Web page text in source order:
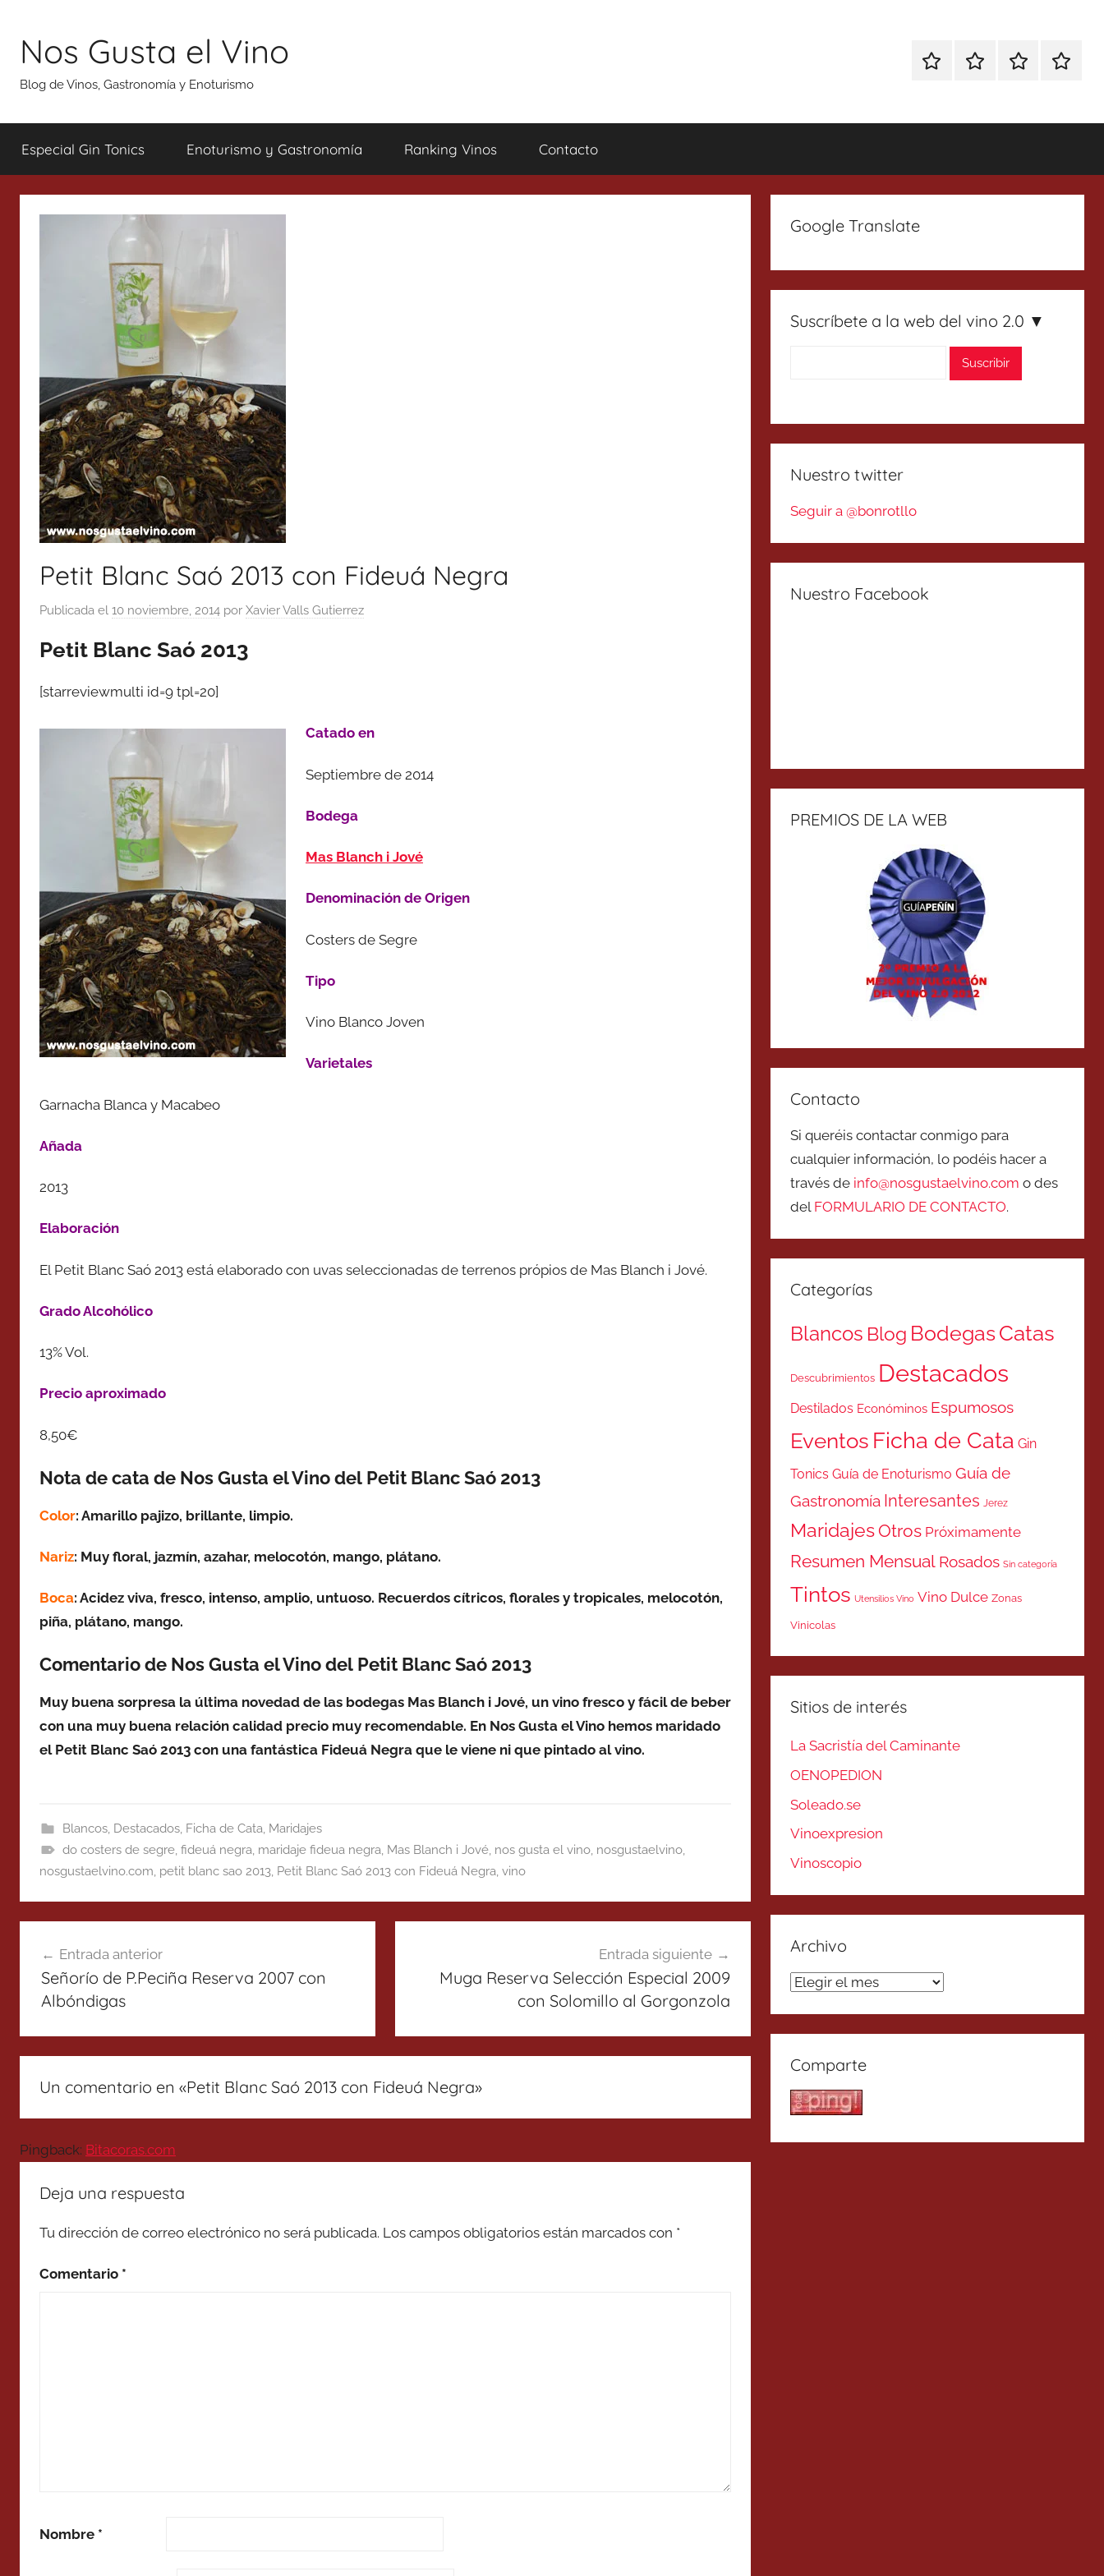
contenido
Nos Gusta el Vino
Blog de Vinos, Gastronomía y Enoturismo
EspecialEnoturismoRanking
Especial Gin Tonics Enoturismo y Gastronomía Ranking Vinos Contacto
Petit Blanc Saó 2013 con Fideuá Negra
Publicada el 10 noviembre, 2014 por Xavier Valls Gutierrez
Petit Blanc Saó 2013
[starreviewmulti id=9 tpl=20]
Catado en
Septiembre de 2014
Bodega
Mas Blanch i Jové
Denominación de Origen
Costers de Segre
Tipo
Vino Blanco Joven
Varietales
Garnacha Blanca y Macabeo
Añada
2013
Elaboración
El Petit Blanc Saó 2013 está elaborado con uvas seleccionadas de terrenos própios de Mas Blanch i Jové.
Grado Alcohólico
13% Vol.
Precio aproximado
8,50€
Nota de cata de Nos Gusta el Vino del Petit Blanc Saó 2013
Color: Amarillo pajizo, brillante, limpio.
Nariz: Muy floral, jazmín, azahar, melocotón, mango, plátano.
Boca: Acidez viva, fresco, intenso, amplio, untuoso. Recuerdos cítricos, florales y tropicales, melocotón,
piña, plátano, mango.
Comentario de Nos Gusta el Vino del Petit Blanc Saó 2013
Muy buena sorpresa la última novedad de las bodegas Mas Blanch i Jové, un vino fresco y fácil de beber
con una muy buena relación calidad precio muy recomendable. En Nos Gusta el Vino hemos maridado
el Petit Blanc Saó 2013 con una fantástica Fideuá Negra que le viene ni que pintado al vino.
Blancos, Destacados, Ficha de Cata, Maridajes
do costers de segre, fideuá negra, maridaje fideua negra, Mas Blanch i Jové, nos gusta el vino, nosgustaelvino,
nosgustaelvino.com, petit blanc sao 2013, Petit Blanc Saó 2013 con Fideuá Negra, vino
de
entradas
Entrada anterior
Señorío de P.Peciña Reserva 2007 con
Albóndigas
Entrada siguiente
Muga Reserva Selección Especial 2009
con Solomillo al Gorgonzola
Un comentario en «Petit Blanc Saó 2013 con Fideuá Negra»
Pingback: Bitacoras.com
Deja una respuesta
Tu dirección de correo electrónico no será publicada. Los campos obligatorios están marcados con *
Comentario *
Nombre *
Google Translate
Suscríbete a la web del vino 2.0 ▼
Nuestro twitter
Seguir a @bonrotllo
Nuestro Facebook
PREMIOS DE LA WEB
Contacto
Si queréis contactar conmigo para
cualquier información, lo podéis hacer a
través de info@nosgustaelvino.com o des
del FORMULARIO DE CONTACTO.
Categorías
Blancos Blog BodegasCatas
Descubrimientos Destacados
Destilados Económinos Espumosos
Eventos Ficha de Cata Gin
Tonics Guía de Enoturismo Guía de
Gastronomía Interesantes Jerez
MaridajesOtros Próximamente
Resumen Mensual Rosados Sin categoría
Tintos Utensilios Vino Vino Dulce Zonas
Vinicolas
Sitios de interés
La Sacristía del Caminante
OENOPEDION
Soleado.se
Vinoexpresion
Vinoscopio
Archivo
Archivo
Comparte